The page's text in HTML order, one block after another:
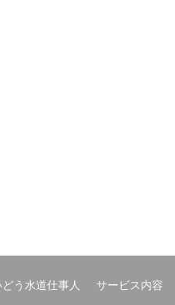
う水道仕事人 サービス内容